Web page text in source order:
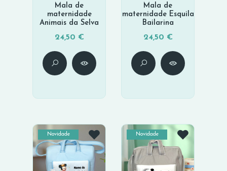
Mala de
maternidade
Animais da Selva
24,50 €
Mala de
maternidade Esquila
Bailarina
24,50 €
Novidade Novidade